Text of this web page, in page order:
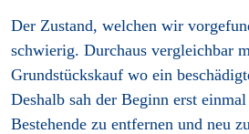
Der Zustand, welchen wir
schwierig. Durchaus vergleichbar
Grundstückskauf wo ein
Deshalb sah der Beginn erst
Bestehende zu entfernen und neu